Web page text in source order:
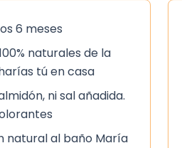
6 meses
naturales de la
tú en casa
ni sal añadida.
natural al baño María